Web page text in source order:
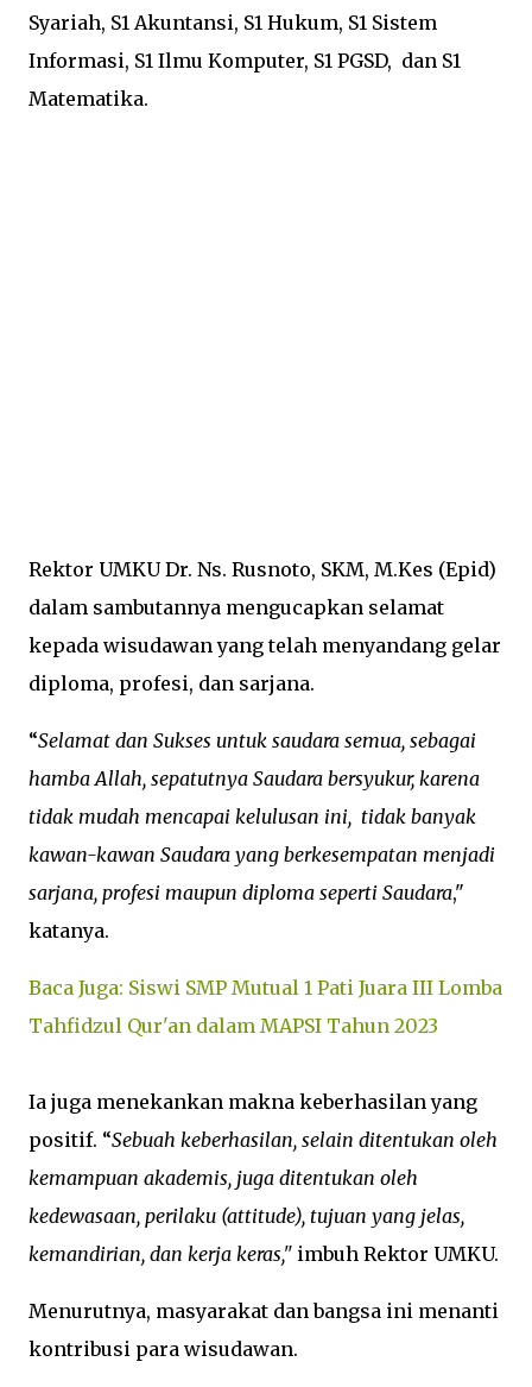
Syariah, S1 Akuntansi, S1 Hukum, S1 Sistem
Informasi, S1 Ilmu Komputer, S1 PGSD, dan S1
Matematika.
Rektor UMKU Dr. Ns. Rusnoto, SKM, M.Kes (Epid)
dalam sambutannya mengucapkan selamat
kepada wisudawan yang telah menyandang gelar
diploma, profesi, dan sarjana.
“Selamat dan Sukses untuk saudara semua, sebagai
hamba Allah, sepatutnya Saudara bersyukur, karena
tidak mudah mencapai kelulusan ini, tidak banyak
kawan-kawan Saudara yang berkesempatan menjadi
sarjana, profesi maupun diploma seperti Saudara,"
katanya.
Baca Juga: Siswi SMP Mutual 1 Pati Juara III Lomba
Tahfidzul Qur'an dalam MAPSI Tahun 2023
Ia juga menekankan makna keberhasilan yang
positif. “Sebuah keberhasilan, selain ditentukan oleh
kemampuan akademis, juga ditentukan oleh
kedewasaan, perilaku (attitude), tujuan yang jelas,
kemandirian, dan kerja keras," imbuh Rektor UMKU.
Menurutnya, masyarakat dan bangsa ini menanti
kontribusi para wisudawan.